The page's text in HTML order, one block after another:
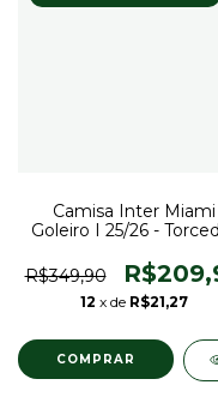
Camisa Inter Miami
Goleiro I 25/26 -
R$349,90
12 x de R$21,27
COMPRAR